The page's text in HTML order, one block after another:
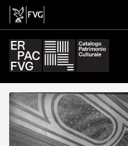
gelatina ai sali